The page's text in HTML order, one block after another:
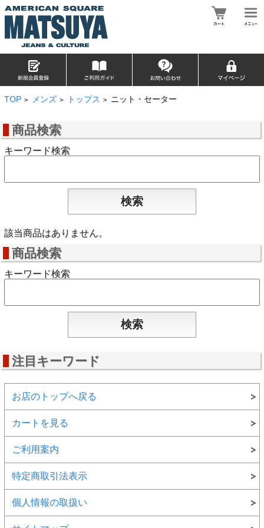
TOP > メンズ > トップス > ニット・セーター
商品検索
キーワード検索
該当商品はありません。
商品検索
キーワード検索
注目キーワード
お店のトップへ戻る
カートを見る
ご利用案内
特定商取引法表示
個人情報の取扱い